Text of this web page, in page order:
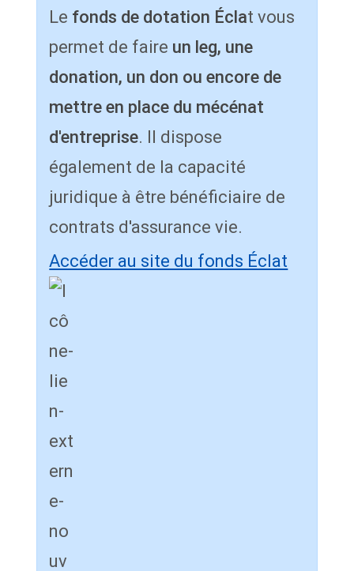
Le fonds de dotation Éclat vous
permet de faire un leg, une
donation, un don ou encore de
mettre en place du mécénat
d'entreprise. Il dispose
également de la capacité
juridique à être bénéficiaire de
contrats d'assurance vie.
Accéder au site du fonds Éclat